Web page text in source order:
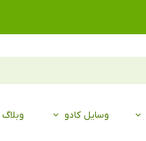
وسایل کادو وبلاگ